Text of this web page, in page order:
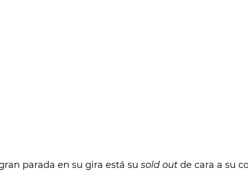
parada en su gira está su sold out de cara a su